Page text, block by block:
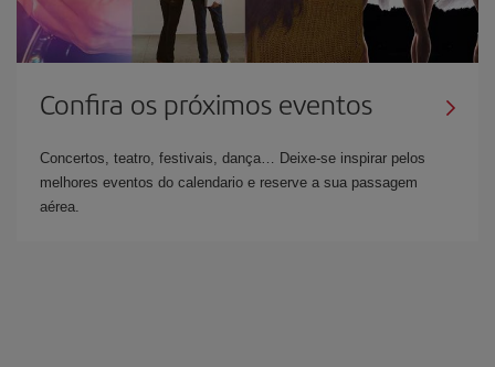
Confira os próximos eventos
Concertos, teatro, festivais, dança… Deixe-se inspirar pelos
melhores eventos do calendario e reserve a sua passagem
aérea.